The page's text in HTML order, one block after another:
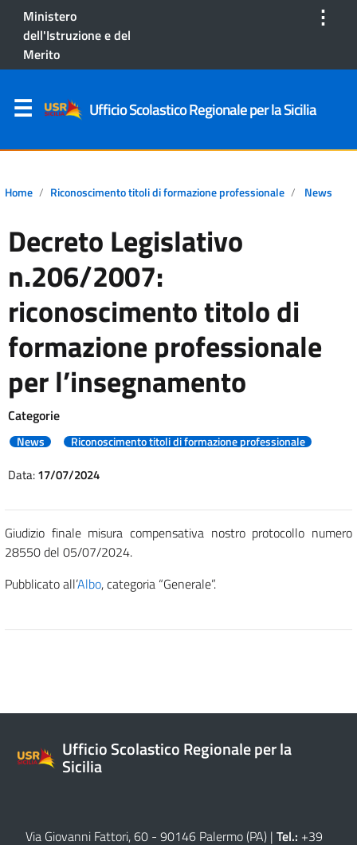
Ministero
dell'Istruzione e del
Merito
⋮
Ufficio Scolastico Regionale per la Sicilia
Home Riconoscimento titoli di formazione professionale News
Decreto Legislativo
n.206/2007:
riconoscimento titolo di
formazione professionale
per l’insegnamento
Categorie
News Riconoscimento titoli di formazione professionale
Data:17/07/2024
Giudizio finale misura compensativa nostro protocollo numero
28550 del 05/07/2024.
Pubblicato all’Albo, categoria “Generale”.
Ufficio Scolastico Regionale per la
Sicilia
Via Giovanni Fattori, 60 - 90146 Palermo (PA) | Tel.: +39